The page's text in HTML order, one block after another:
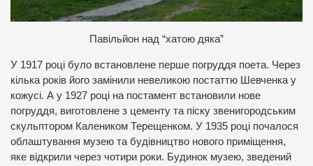
Павільйон над “хатою дяка”
У 1917 році було встановлене перше погруддя поета. Через
кілька років його замінили невеликою постаттю Шевченка у
кожусі. А у 1927 році на постамент встановили нове
погруддя, виготовлене з цементу та піску звенигородським
скульптором Калеником Терещенком. У 1935 році почалося
облаштування музею та будівництво нового приміщення,
яке відкрили через чотири роки. Будинок музею, зведений